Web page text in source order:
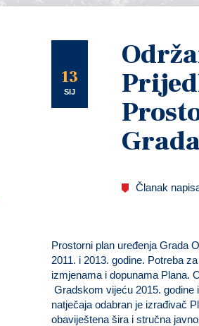
13
SIJ
Članak
Prostorni plan uređenja Grada
2011. i 2013. godine. Potreba
izmjenama i dopunama Plana.
Gradskom vijeću 2015. godine
natječaja odabran je izrađivač
obaviještena šira i stručna